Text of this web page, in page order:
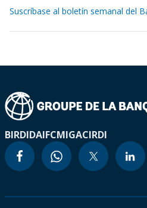
Suscríbase al boletín semanal del
BIRDIDAIFCMIGACIRDI